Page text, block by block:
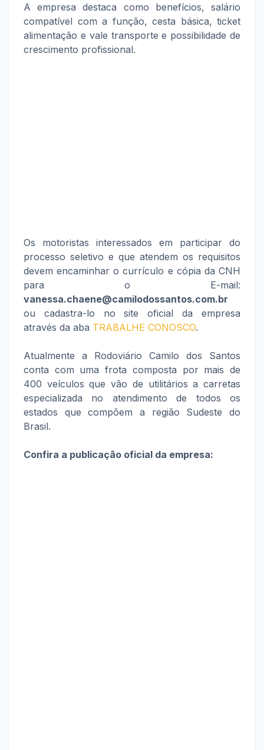
A empresa destaca como benefícios, salário
compatível com a função, cesta básica, ticket
alimentação e vale transporte e possibilidade de
crescimento profissional.
Os motoristas interessados em participar do
processo seletivo e que atendem os requisitos
devem encaminhar o currículo e cópia da CNH
para o E-mail:
vanessa.chaene@camilodossantos.com.br
ou cadastra-lo no site oficial da empresa
através da aba TRABALHE CONOSCO.
Atualmente a Rodoviário Camilo dos Santos
conta com uma frota composta por mais de
400 veículos que vão de utilitários a carretas
especializada no atendimento de todos os
estados que compõem a região Sudeste do
Brasil.
Confira a publicação oficial da empresa: